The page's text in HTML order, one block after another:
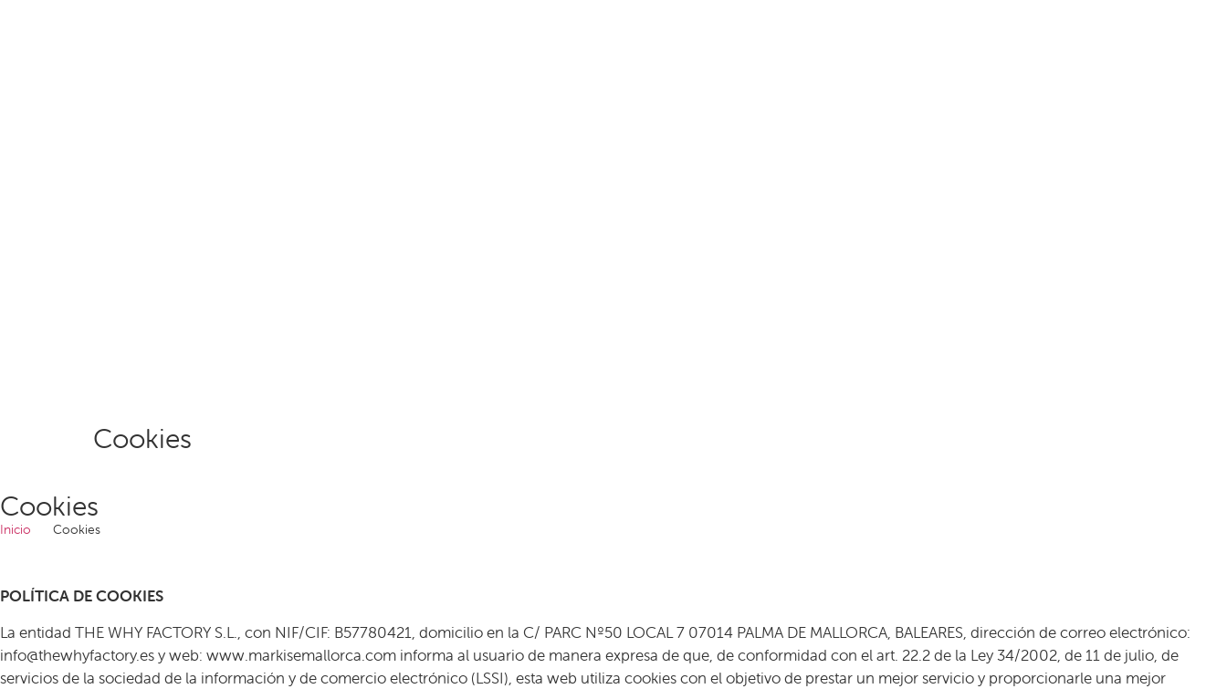
Cookies
Cookies
Inicio Cookies
POLÍTICA DE COOKIES
La entidad THE WHY FACTORY S.L., con NIF/CIF: B57780421, domicilio en la C/ PARC Nº50 LOCAL 7 07014 PALMA DE MALLORCA, BALEARES, dirección de correo electrónico:
info@thewhyfactory.es y web: www.markisemallorca.com informa al usuario de manera expresa de que, de conformidad con el art. 22.2 de la Ley 34/2002, de 11 de julio, de
servicios de la sociedad de la información y de comercio electrónico (LSSI), esta web utiliza cookies con el objetivo de prestar un mejor servicio y proporcionarle una mejor